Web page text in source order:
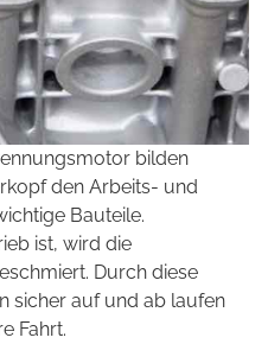
bilden
den Arbeits- und
Bauteile.
ist, wird die
Durch diese
sicher auf und ab laufen
Fahrt.